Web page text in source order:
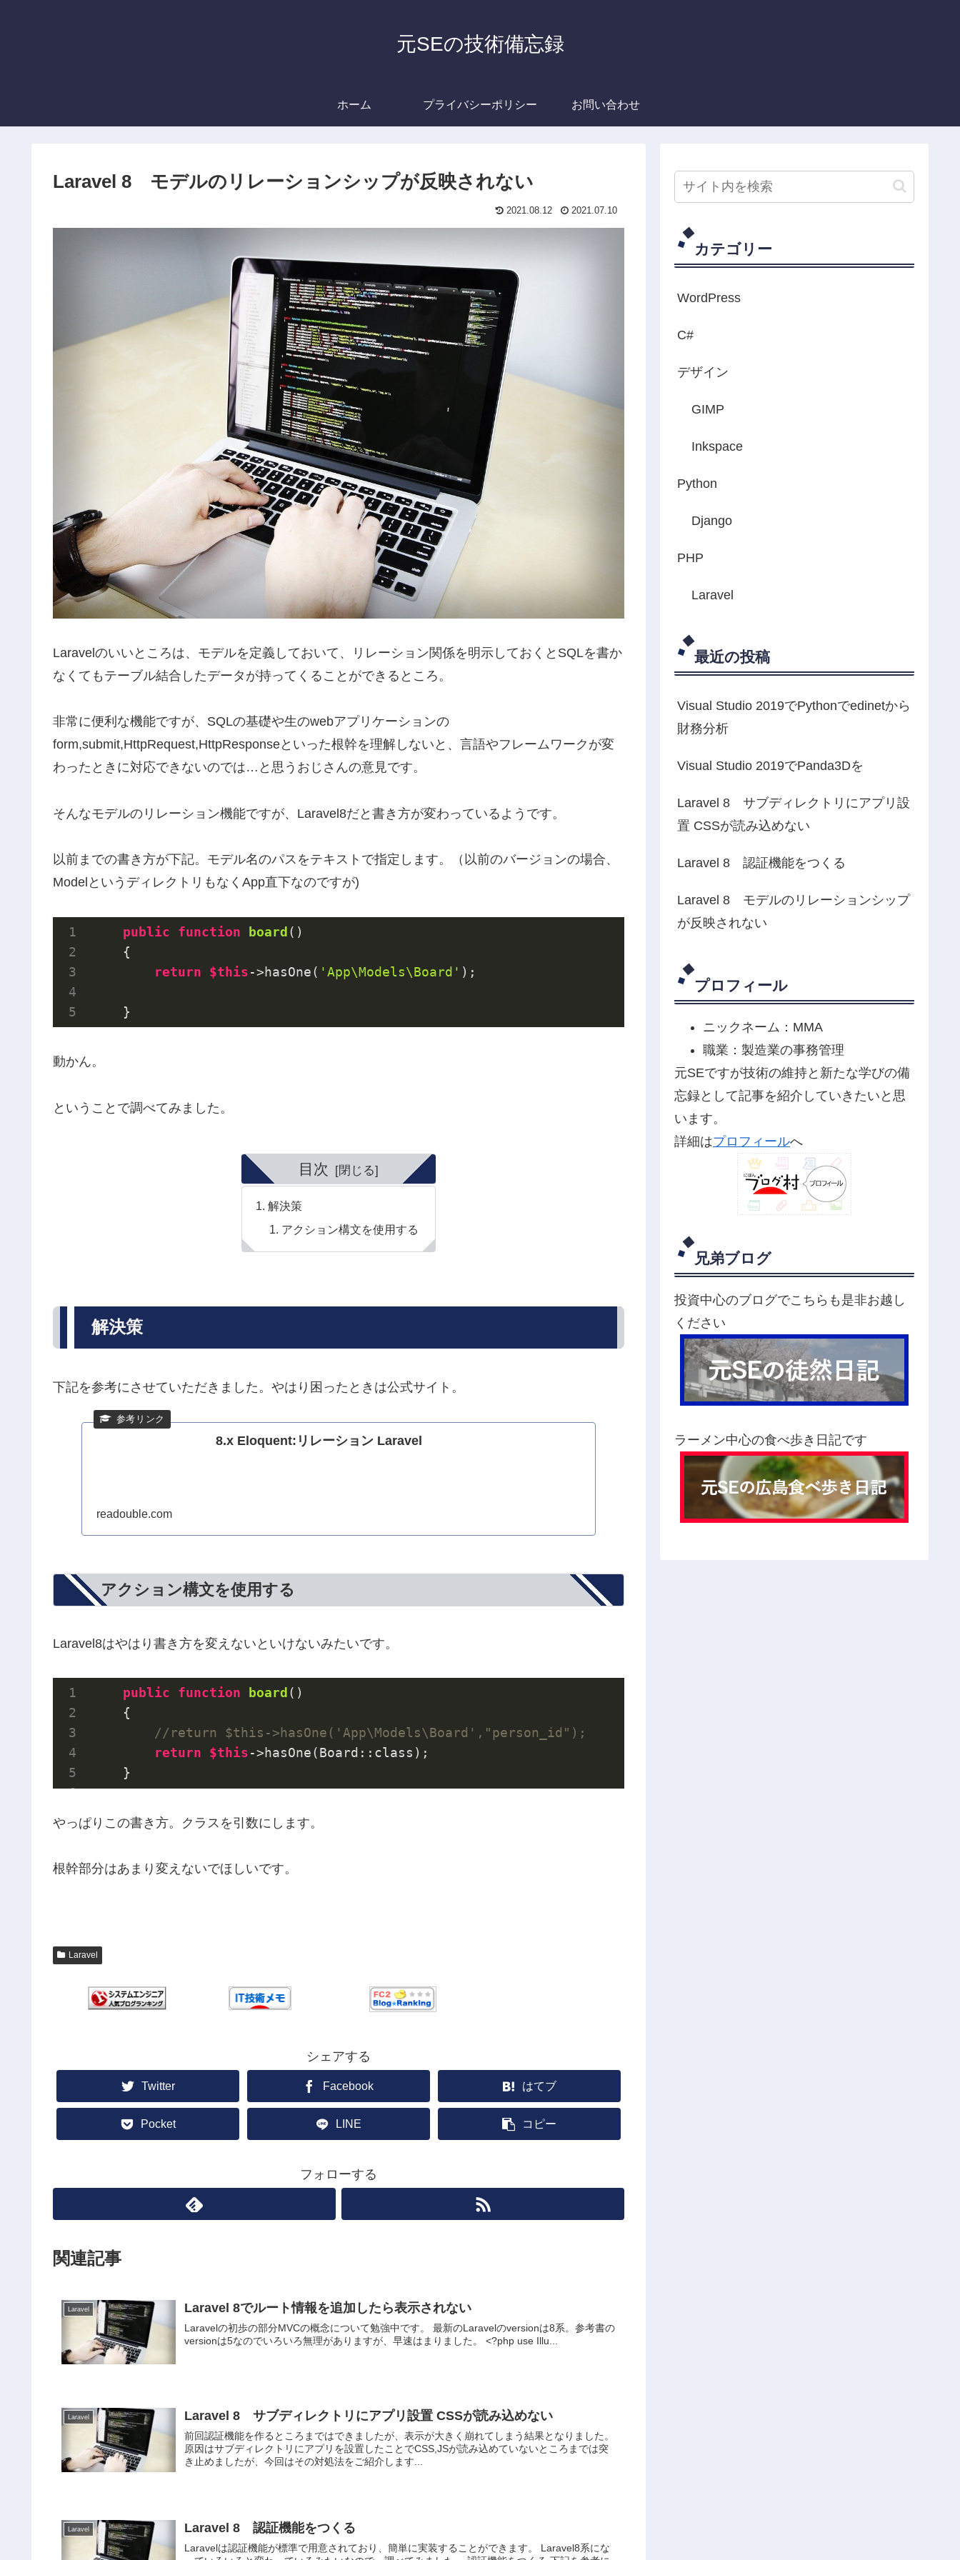
元SEの技術備忘録
ホーム プライバシーポリシー お問い合わせ
Laravel 8 モデルのリレーションシップが反映されない
2021.08.12 2021.07.10
Laravelのいいところは、モデルを定義しておいて、リレーション関係を明示しておくとSQLを書か
なくてもテーブル結合したデータが持ってくることができるところ。
非常に便利な機能ですが、SQLの基礎や生のwebアプリケーションの
form,submit,HttpRequest,HttpResponseといった根幹を理解しないと、言語やフレームワークが変
わったときに対応できないのでは…と思うおじさんの意見です。
そんなモデルのリレーション機能ですが、Laravel8だと書き方が変わっているようです。
以前までの書き方が下記。モデル名のパスをテキストで指定します。（以前のバージョンの場合、
ModelというディレクトリもなくApp直下なのですが)
public function board()
{
return
$this->hasOne( 'App\Models\Board' );
    }
動かん。
ということで調べてみました。
目次
解決策
アクション構文を使用する
解決策
下記を参考にさせていただきました。やはり困ったときは公式サイト。
8.x Eloquent:リレーション Laravel
readouble.com
アクション構文を使用する
Laravel8はやはり書き方を変えないといけないみたいです。
public function board ()
{
//return $this->hasOne('App\Models\Board',"person_id");
return
$this->hasOne(Board::class);
    }
やっぱりこの書き方。クラスを引数にします。
根幹部分はあまり変えないでほしいです。
Laravel
シェアする
Twitter Facebook はてブ
Pocket LINE コピー
フォローする
関連記事
Laravel Laravel 8でルート情報を追加したら表示されない
Laravelの初歩の部分MVCの概念について勉強中です。 最新のLaravelのversionは8系。参考書の
versionは5なのでいろいろ無理がありますが、早速はまりました。 <?php use Illu...
Laravel Laravel 8 サブディレクトリにアプリ設置 CSSが読み込めない
前回認証機能を作るところまではできましたが、表示が大きく崩れてしまう結果となりました。
原因はサブディレクトリにアプリを設置したことでCSS,JSが読み込めていないところまでは突
き止めましたが、今回はその対処法をご紹介します...
Laravel Laravel 8 認証機能をつくる
Laravelは認証機能が標準で用意されており、簡単に実装することができます。 Laravel8系にな
カテゴリー
WordPress
C#
デザイン
GIMP
Inkspace
Python
Django
PHP
Laravel
最近の投稿
Visual Studio 2019でPythonでedinetから
財務分析
Visual Studio 2019でPanda3Dを
Laravel 8 サブディレクトリにアプリ設
置 CSSが読み込めない
Laravel 8 認証機能をつくる
Laravel 8 モデルのリレーションシップ
が反映されない
プロフィール
ニックネーム：MMA
職業：製造業の事務管理
元SEですが技術の維持と新たな学びの備
忘録として記事を紹介していきたいと思
います。
詳細はプロフィールへ
兄弟ブログ
投資中心のブログでこちらも是非お越し
ください
ラーメン中心の食べ歩き日記です